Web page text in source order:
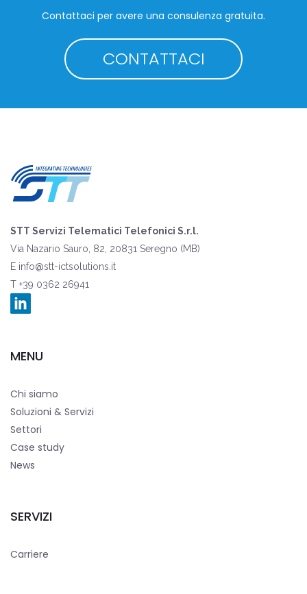
Contattaci per avere una consulenza gratuita.
CONTATTACI
STT Servizi Telematici Telefonici S.r.l.
Via Nazario Sauro, 82, 20831 Seregno (MB)
E info@stt-ictsolutions.it
T +39 0362 26941
MENU
Chi siamo
Soluzioni & Servizi
Settori
Case study
News
SERVIZI
Carriere